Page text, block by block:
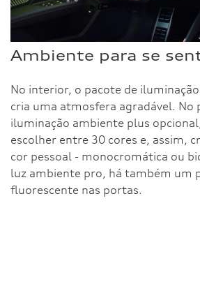
Ambiente para se
No interior, o pacote de
cria uma atmosfera agradável. No
iluminação ambiente plus
escolher entre 30 cores e, assim,
cor pessoal - monocromática ou
luz ambiente pro, há também um
fluorescente nas portas.